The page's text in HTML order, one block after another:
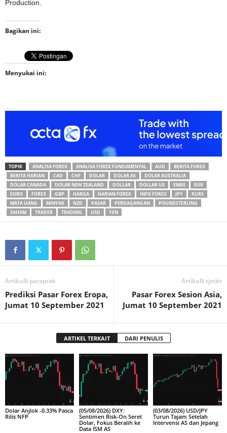
Production.
Bagikan ini:
Menyukai ini:
TOPIK ANALISA FOREX ANALISA FOREX FUNDAMENTAL AUD
BERITA FOREX
BERITA HARIAN
CAD CHF DOLAR DOLAR AS
DOLAR AUSTRALIA
DOLAR CANADA
DOLAR NEW ZEALAND DOLLAR DOLLAR US EMAS
EUR
EURO
FOREX GBP HARGA HARIAN FOREX INFO FOREX JPY
KURS
MATA UANG
MINYAK NZD PASAR PERDAGANGAN
POUNDSTERLING
SAHAM
TRADER TRADING USD YEN
Artikulli paraprak
Prediksi Pasar Forex Eropa,
Jumat 10 September 2021
Artikulli tjetër
Pasar Forex Sesion Asia,
Jumat 10 September 2021
ARTIKEL TERKAIT DARI PENULIS
Dolar Anjlok -0.33% Pasca
Rilis NFP
(05/08/2026) DXY:
Sentimen Risk-On Seret
Dolar, Fokus Beralih ke
Data ISM AS
(03/08/2026) USD/JPY
Turun Tajam Setelah
Intervensi AS dan Jepang